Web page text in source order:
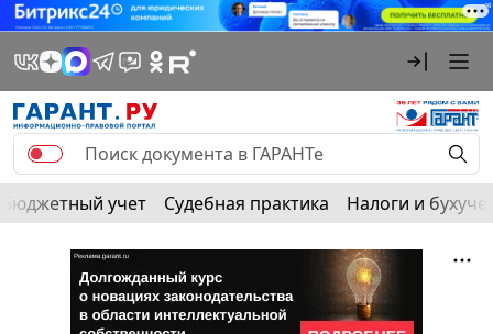
Бюджетный учет Судебная практика Налоги и